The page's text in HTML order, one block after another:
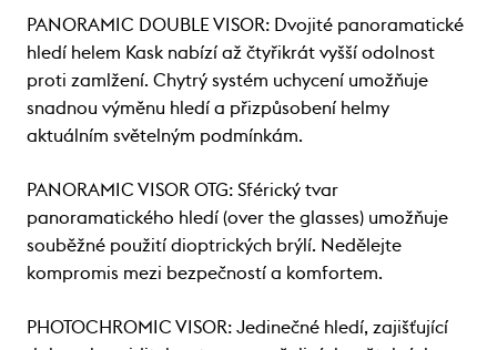
PANORAMIC DOUBLE VISOR: Dvojité panoramatické
hledí helem Kask nabízí až čtyřikrát vyšší odolnost
proti zamlžení. Chytrý systém uchycení umožňuje
snadnou výměnu hledí a přizpůsobení helmy
aktuálním světelným podmínkám.
PANORAMIC VISOR OTG: Sférický tvar
panoramatického hledí (over the glasses) umožňuje
souběžné použití dioptrických brýlí. Nedělejte
kompromis mezi bezpečností a komfortem.
PHOTOCHROMIC VISOR: Jedinečné hledí, zajišťující